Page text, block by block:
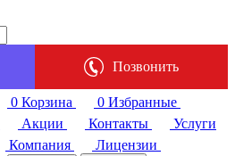
Позвонить
0 Корзина 0 Избранные
Акции Контакты
Услуги
Компания
Лицензии